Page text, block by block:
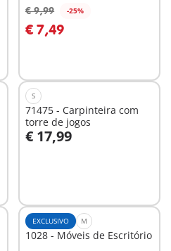
€ 9,99 -25%
€ 7,49
Ao carrinho
S
71475 - Carpinteira com
torre de jogos
€ 17,99
Ao carrinho
EXCLUSIVO M
1028 - Móveis de Escritório